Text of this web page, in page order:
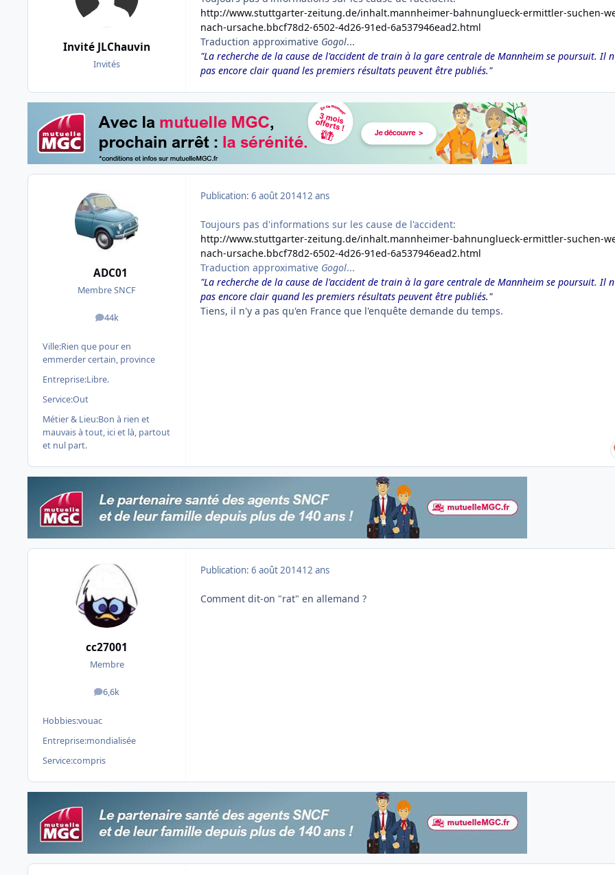
Invité JLChauvin
Invités
http://www.stuttgarter-zeitung.de/inhalt.mannheimer-bahnunglueck-ermittler-suchen-
nach-ursache.bbcf78d2-6502-4d26-91ed-6a537946ead2.html
Traduction approximative Gogol...
"La recherche de la cause de l'accident de train à la gare centrale de Mannheim se poursuit. Il
pas encore clair quand les premiers résultats peuvent être publiés."
ADC01
Membre SNCF
44k
messages
Ville:Rien que pour en
emmerder certain, province
Entreprise:Libre.
Service:Out
Métier & Lieu:Bon à rien et
mauvais à tout, ici et là, partout
et nul part.
Publication: 6 août 201412 ans
Toujours pas d'informations sur les cause de l'accident:
http://www.stuttgarter-zeitung.de/inhalt.mannheimer-bahnunglueck-ermittler-suchen-
nach-ursache.bbcf78d2-6502-4d26-91ed-6a537946ead2.html
Traduction approximative Gogol...
"La recherche de la cause de l'accident de train à la gare centrale de Mannheim se poursuit. Il
pas encore clair quand les premiers résultats peuvent être publiés."
Tiens, il n'y a pas qu'en France que l'enquête demande du temps.
cc27001
Membre
6,6k
messages
Hobbies:vouac
Entreprise:mondialisée
Service:compris
Publication: 6 août 201412 ans
Comment dit-on "rat" en allemand ?